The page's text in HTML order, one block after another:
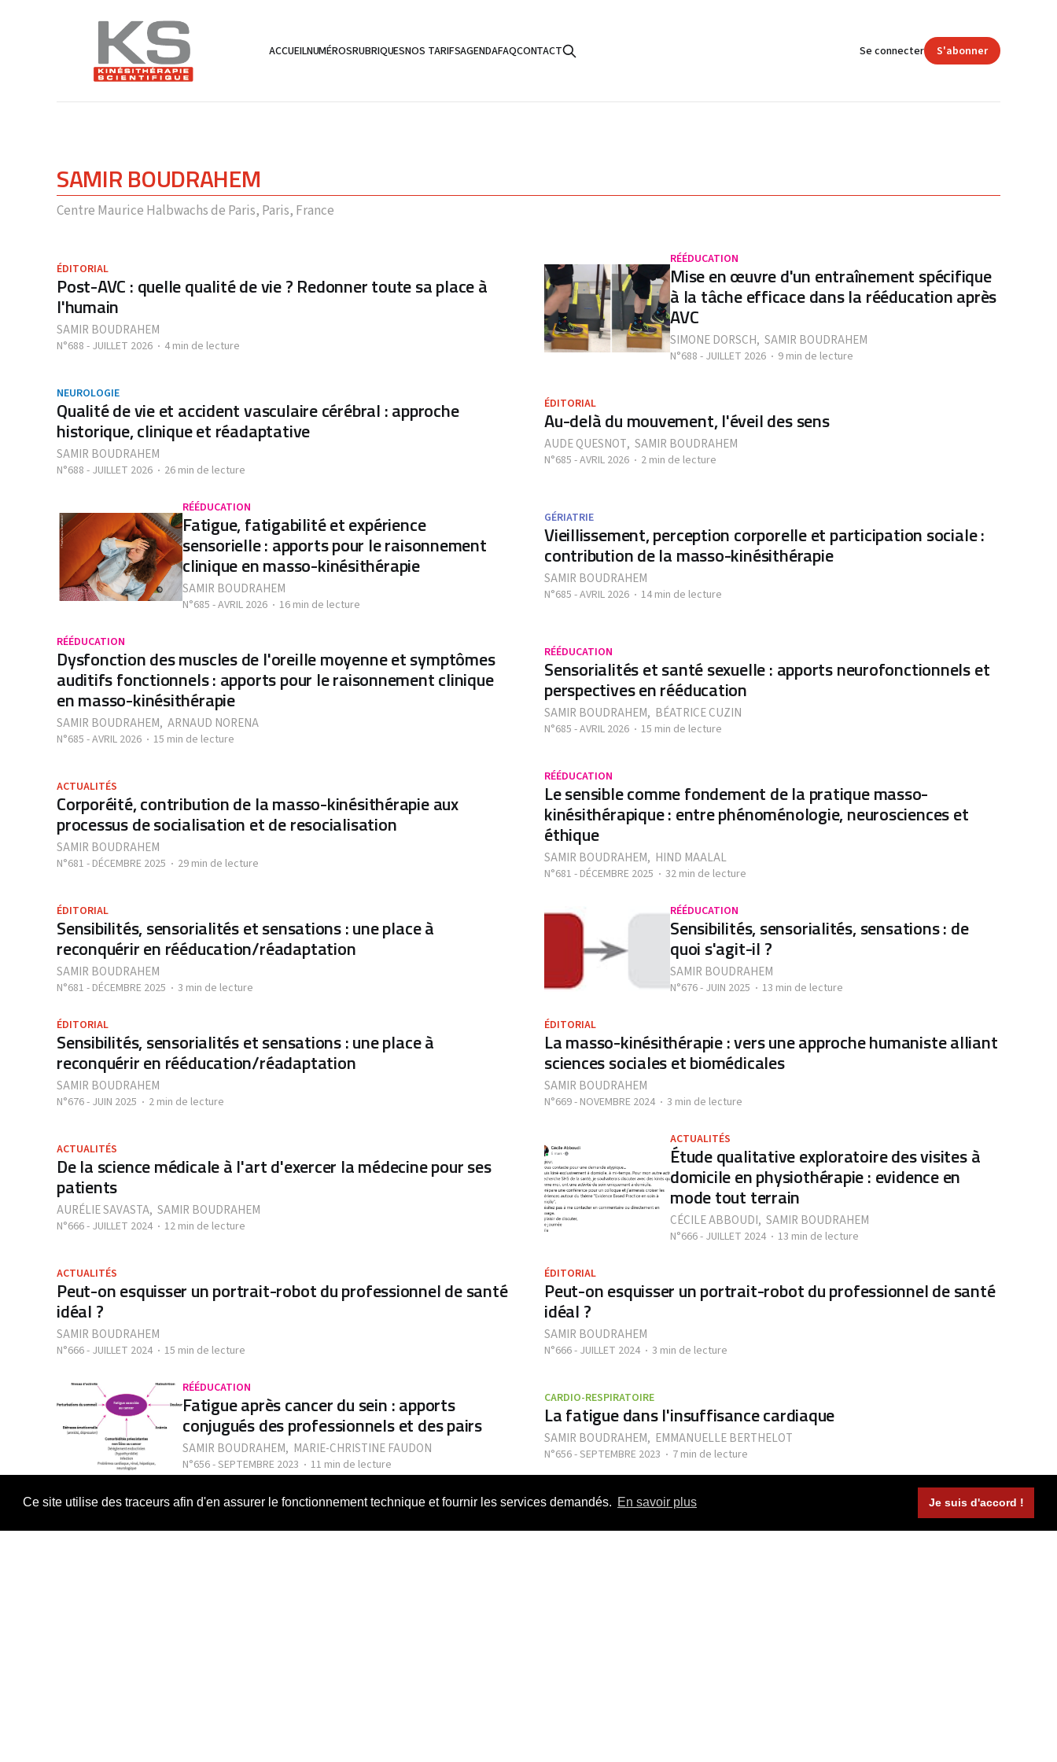
Ce site utilise des traceurs afin d'en assurer le fonctionnement technique et fournir les services demandés. En savoir plus Je suis d'accord !
ACCUEILNUMÉROSRUBRIQUESNOS TARIFSAGENDAFAQCONTACT Se connecter S'abonner
SAMIR BOUDRAHEM
Centre Maurice Halbwachs de Paris, Paris, France
ÉDITORIAL
Post-AVC : quelle qualité de vie ? Redonner toute sa place à
l'humain
SAMIR BOUDRAHEM
N°688 - JUILLET 2026 4 min de lecture
RÉÉDUCATION
Mise en œuvre d'un entraînement spécifique
à la tâche efficace dans la rééducation après
AVC
SIMONE DORSCH, SAMIR BOUDRAHEM
N°688 - JUILLET 2026 9 min de lecture
NEUROLOGIE
Qualité de vie et accident vasculaire cérébral : approche
historique, clinique et réadaptative
SAMIR BOUDRAHEM
N°688 - JUILLET 2026 26 min de lecture
ÉDITORIAL
Au-delà du mouvement, l'éveil des sens
AUDE QUESNOT, SAMIR BOUDRAHEM
N°685 - AVRIL 2026 2 min de lecture
RÉÉDUCATION
Fatigue, fatigabilité et expérience
sensorielle : apports pour le raisonnement
clinique en masso-kinésithérapie
SAMIR BOUDRAHEM
N°685 - AVRIL 2026 16 min de lecture
GÉRIATRIE
Vieillissement, perception corporelle et participation sociale :
contribution de la masso-kinésithérapie
SAMIR BOUDRAHEM
N°685 - AVRIL 2026 14 min de lecture
RÉÉDUCATION
Dysfonction des muscles de l'oreille moyenne et symptômes
auditifs fonctionnels : apports pour le raisonnement clinique
en masso-kinésithérapie
SAMIR BOUDRAHEM, ARNAUD NORENA
N°685 - AVRIL 2026 15 min de lecture
RÉÉDUCATION
Sensorialités et santé sexuelle : apports neurofonctionnels et
perspectives en rééducation
SAMIR BOUDRAHEM, BÉATRICE CUZIN
N°685 - AVRIL 2026 15 min de lecture
ACTUALITÉS
Corporéité, contribution de la masso-kinésithérapie aux
processus de socialisation et de resocialisation
SAMIR BOUDRAHEM
N°681 - DÉCEMBRE 2025 29 min de lecture
RÉÉDUCATION
Le sensible comme fondement de la pratique masso-
kinésithérapique : entre phénoménologie, neurosciences et
éthique
SAMIR BOUDRAHEM, HIND MAALAL
N°681 - DÉCEMBRE 2025 32 min de lecture
ÉDITORIAL
Sensibilités, sensorialités et sensations : une place à
reconquérir en rééducation/réadaptation
SAMIR BOUDRAHEM
N°681 - DÉCEMBRE 2025 3 min de lecture
RÉÉDUCATION
Sensibilités, sensorialités, sensations : de
quoi s'agit-il ?
SAMIR BOUDRAHEM
N°676 - JUIN 2025 13 min de lecture
ÉDITORIAL
Sensibilités, sensorialités et sensations : une place à
reconquérir en rééducation/réadaptation
SAMIR BOUDRAHEM
N°676 - JUIN 2025 2 min de lecture
ÉDITORIAL
La masso-kinésithérapie : vers une approche humaniste alliant
sciences sociales et biomédicales
SAMIR BOUDRAHEM
N°669 - NOVEMBRE 2024 3 min de lecture
ACTUALITÉS
De la science médicale à l'art d'exercer la médecine pour ses
patients
AURÉLIE SAVASTA, SAMIR BOUDRAHEM
N°666 - JUILLET 2024 12 min de lecture
ACTUALITÉS
Étude qualitative exploratoire des visites à
domicile en physiothérapie : evidence en
mode tout terrain
CÉCILE ABBOUDI, SAMIR BOUDRAHEM
N°666 - JUILLET 2024 13 min de lecture
ACTUALITÉS
Peut-on esquisser un portrait-robot du professionnel de santé
idéal ?
SAMIR BOUDRAHEM
N°666 - JUILLET 2024 15 min de lecture
ÉDITORIAL
Peut-on esquisser un portrait-robot du professionnel de santé
idéal ?
SAMIR BOUDRAHEM
N°666 - JUILLET 2024 3 min de lecture
RÉÉDUCATION
Fatigue après cancer du sein : apports
conjugués des professionnels et des pairs
SAMIR BOUDRAHEM, MARIE-CHRISTINE FAUDON
N°656 - SEPTEMBRE 2023 11 min de lecture
CARDIO-RESPIRATOIRE
La fatigue dans l'insuffisance cardiaque
SAMIR BOUDRAHEM, EMMANUELLE BERTHELOT
N°656 - SEPTEMBRE 2023 7 min de lecture
ÉDITORIAL
traitement